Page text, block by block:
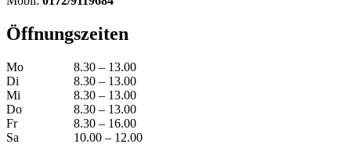
Öffnungszeiten
Mo
8.30 – 13.00
Di
8.30 – 13.00
Mi
8.30 – 13.00
Do
8.30 – 13.00
Fr
8.30 – 16.00
Sa
10.00 – 12.00